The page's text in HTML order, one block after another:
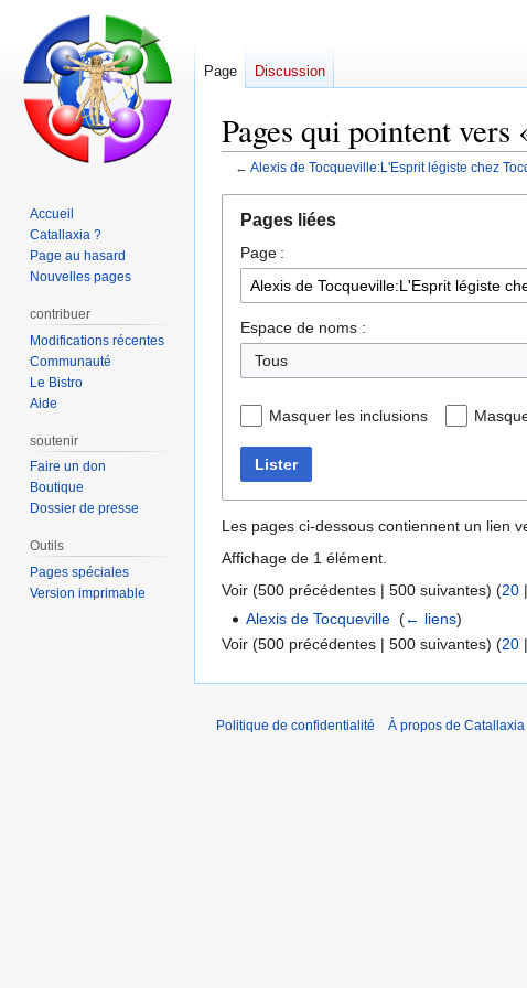
Pages qui pointent
← Alexis de Tocqueville:L'Esprit légiste chez
navigation
recherche
Pages liées
Page :
Espace de noms :
Masquer les inclusions
Lister
Les pages ci-dessous contiennent un lien
Affichage de 1 élément.
Voir (500 précédentes | 500 suivantes) (20 |
Alexis de Tocqueville ‎(← liens)
Voir (500 précédentes | 500 suivantes) (20 |
Page Discussion
Accueil
Catallaxia ?
Page au hasard
Nouvelles pages
contribuer
Modifications récentes
Communauté
Le Bistro
Aide
soutenir
Faire un don
Boutique
Dossier de presse
Outils
Pages spéciales
Version imprimable
Politique de confidentialité À propos de Catallaxia